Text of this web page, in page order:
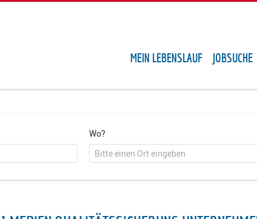
MEIN LEBENSLAUF JOBSUCHE
Wo?